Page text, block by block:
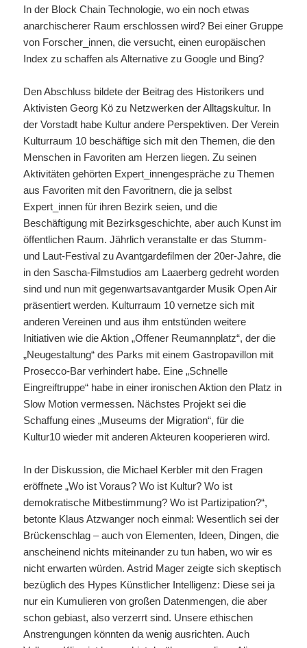
In der Block Chain Technologie, wo ein noch etwas
anarchischerer Raum erschlossen wird? Bei einer Gruppe
von Forscher_innen, die versucht, einen europäischen
Index zu schaffen als Alternative zu Google und Bing?
Den Abschluss bildete der Beitrag des Historikers und
Aktivisten Georg Kö zu Netzwerken der Alltagskultur. In
der Vorstadt habe Kultur andere Perspektiven. Der Verein
Kulturraum 10 beschäftige sich mit den Themen, die den
Menschen in Favoriten am Herzen liegen. Zu seinen
Aktivitäten gehörten Expert_innengespräche zu Themen
aus Favoriten mit den Favoritnern, die ja selbst
Expert_innen für ihren Bezirk seien, und die
Beschäftigung mit Bezirksgeschichte, aber auch Kunst im
öffentlichen Raum. Jährlich veranstalte er das Stumm-
und Laut-Festival zu Avantgardefilmen der 20er-Jahre, die
in den Sascha-Filmstudios am Laaerberg gedreht worden
sind und nun mit gegenwartsavantgarder Musik Open Air
präsentiert werden. Kulturraum 10 vernetze sich mit
anderen Vereinen und aus ihm entstünden weitere
Initiativen wie die Aktion „Offener Reumannplatz“, der die
„Neugestaltung“ des Parks mit einem Gastropavillon mit
Prosecco-Bar verhindert habe. Eine „Schnelle
Eingreiftruppe“ habe in einer ironischen Aktion den Platz in
Slow Motion vermessen. Nächstes Projekt sei die
Schaffung eines „Museums der Migration“, für die
Kultur10 wieder mit anderen Akteuren kooperieren wird.
In der Diskussion, die Michael Kerbler mit den Fragen
eröffnete „Wo ist Voraus? Wo ist Kultur? Wo ist
demokratische Mitbestimmung? Wo ist Partizipation?“,
betonte Klaus Atzwanger noch einmal: Wesentlich sei der
Brückenschlag – auch von Elementen, Ideen, Dingen, die
anscheinend nichts miteinander zu tun haben, wo wir es
nicht erwarten würden. Astrid Mager zeigte sich skeptisch
bezüglich des Hypes Künstlicher Intelligenz: Diese sei ja
nur ein Kumulieren von großen Datenmengen, die aber
schon gebiast, also verzerrt sind. Unsere ethischen
Anstrengungen könnten da wenig ausrichten. Auch